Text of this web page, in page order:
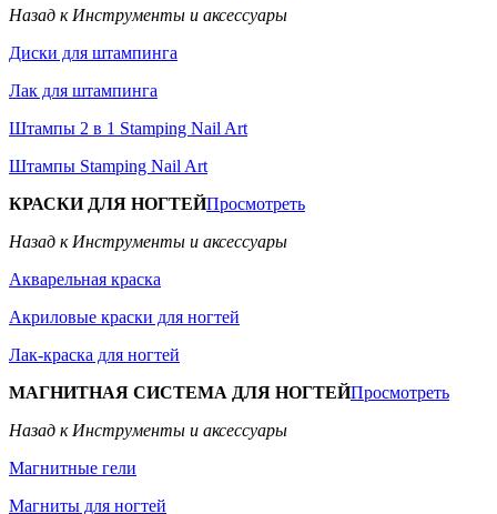
Назад к Инструменты и аксессуары
Диски для штампинга
Лак для штампинга
Штампы 2 в 1 Stamping Nail Art
Штампы Stamping Nail Art
КРАСКИ ДЛЯ НОГТЕЙПросмотреть
Назад к Инструменты и аксессуары
Акварельная краска
Акриловые краски для ногтей
Лак-краска для ногтей
МАГНИТНАЯ СИСТЕМА ДЛЯ НОГТЕЙПросмотреть
Назад к Инструменты и аксессуары
Магнитные гели
Магниты для ногтей